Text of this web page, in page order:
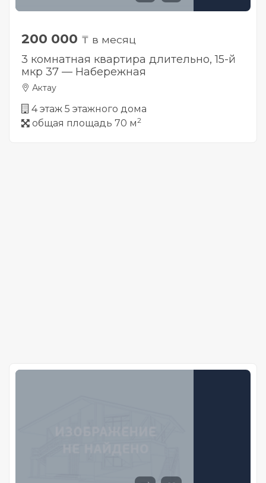
200 000 ₸ в месяц
3 комнатная квартира длительно, 15-й
мкр 37 — Набережная
Актау
4 этаж 5 этажного дома
общая площадь 70 м2